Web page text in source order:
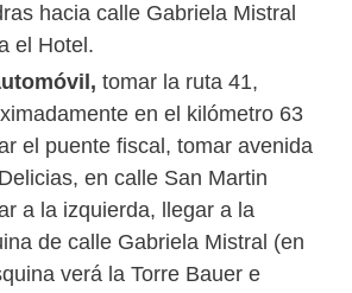
hacia calle Gabriela Mistral
el Hotel.
tomar la ruta 41,
en el kilómetro 63
el puente fiscal, tomar avenida
en calle San Martin
a la izquierda, llegar a la
de calle Gabriela Mistral (en
verá la Torre Bauer e